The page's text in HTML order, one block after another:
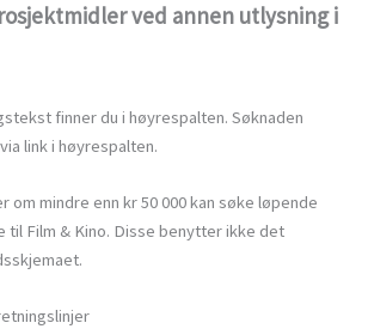
ved annen utlysning i
finner du i høyrespalten. Søknaden
link i høyrespalten.
om mindre enn kr 50 000 kan søke løpende
Film & Kino. Disse benytter ikke det